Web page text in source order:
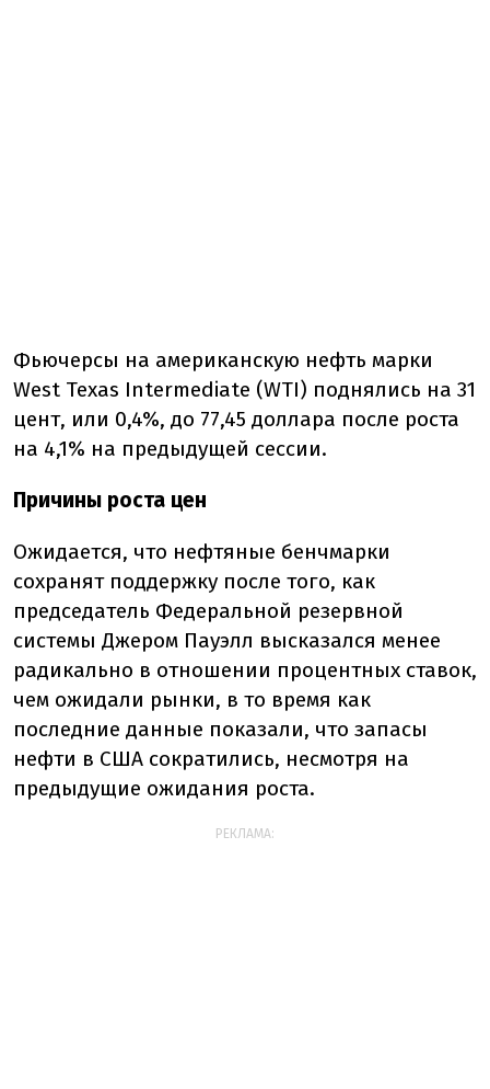
Фьючерсы на американскую нефть марки
West Texas Intermediate (WTI) поднялись на 31
цент, или 0,4%, до 77,45 доллара после роста
на 4,1% на предыдущей сессии.
Причины роста цен
Ожидается, что нефтяные бенчмарки
сохранят поддержку после того, как
председатель Федеральной резервной
системы Джером Пауэлл высказался менее
радикально в отношении процентных ставок,
чем ожидали рынки, в то время как
последние данные показали, что запасы
нефти в США сократились, несмотря на
предыдущие ожидания роста.
РЕКЛАМА: